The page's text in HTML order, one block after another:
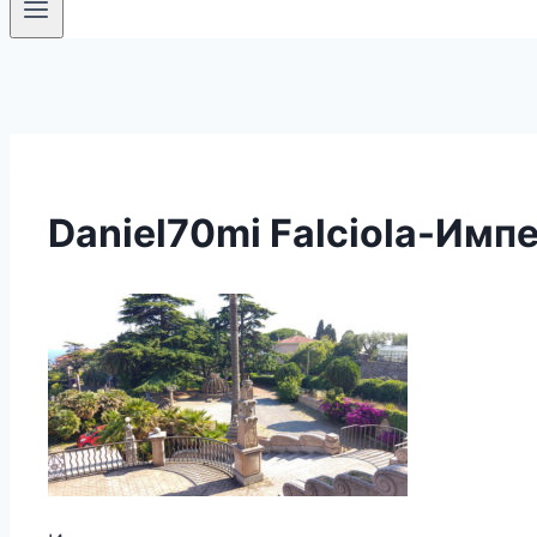
Daniel70mi Falciola-